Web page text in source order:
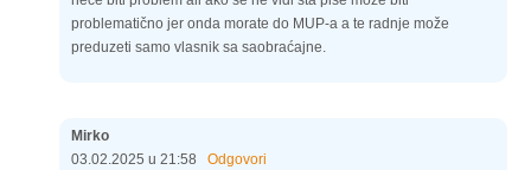
problematično jer onda morate do MUP-a a te radnje može
preduzeti samo vlasnik sa saobraćajne.
Mirko
03.02.2025 u 21:58 Odgovori